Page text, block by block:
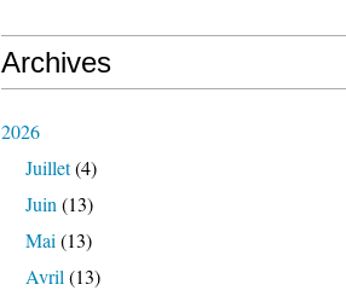
Archives
2026
Juillet(4)
Juin (13)
Mai (13)
Avril (13)